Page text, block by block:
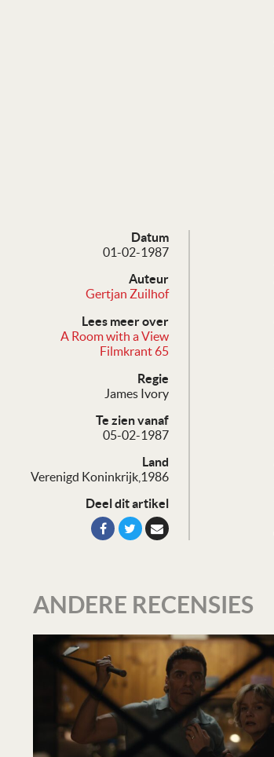
Datum
01-02-1987
Auteur
Gertjan Zuilhof
Lees meer over
A Room with a View
Filmkrant 65
Regie
James Ivory
Te zien vanaf
05-02-1987
Land
Verenigd Koninkrijk,1986
Deel dit artikel
ANDERE RECENSIES